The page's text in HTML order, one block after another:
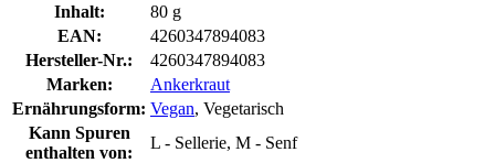
Inhalt:
80 g
EAN:
4260347894083
Hersteller-Nr.:
4260347894083
Marken:
Ankerkraut
Ernährungsform: Vegan, Vegetarisch
Kann Spuren
enthalten von:
L - Sellerie, M - Senf